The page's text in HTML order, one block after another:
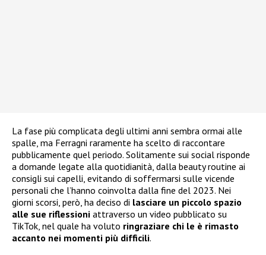
La fase più complicata degli ultimi anni sembra ormai alle
spalle, ma Ferragni raramente ha scelto di raccontare
pubblicamente quel periodo. Solitamente sui social risponde
a domande legate alla quotidianità, dalla beauty routine ai
consigli sui capelli, evitando di soffermarsi sulle vicende
personali che l’hanno coinvolta dalla fine del 2023. Nei
giorni scorsi, però, ha deciso di lasciare un piccolo spazio
alle sue riflessioni attraverso un video pubblicato su
TikTok, nel quale ha voluto ringraziare chi le è rimasto
accanto nei momenti più difficili.